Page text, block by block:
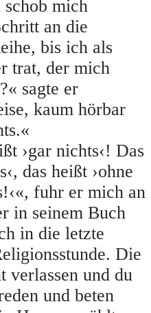
mich
an die
bis ich als
trat, der mich
sagte er
kaum hörbar
›gar nichts‹! Das
das heißt ›ohne
fuhr er mich an
in seinem Buch
in die letzte
Die
verlassen und du
und beten